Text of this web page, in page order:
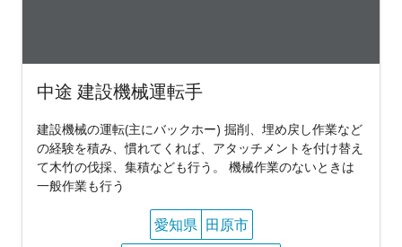
中途 建設機械運転手
建設機械の運転(主にバックホー) 掘削、埋め戻し作業など
の経験を積み、慣れてくれば、アタッチメントを付け替え
て木竹の伐採、集積なども行う。 機械作業のないときは
一般作業も行う
愛知県 田原市